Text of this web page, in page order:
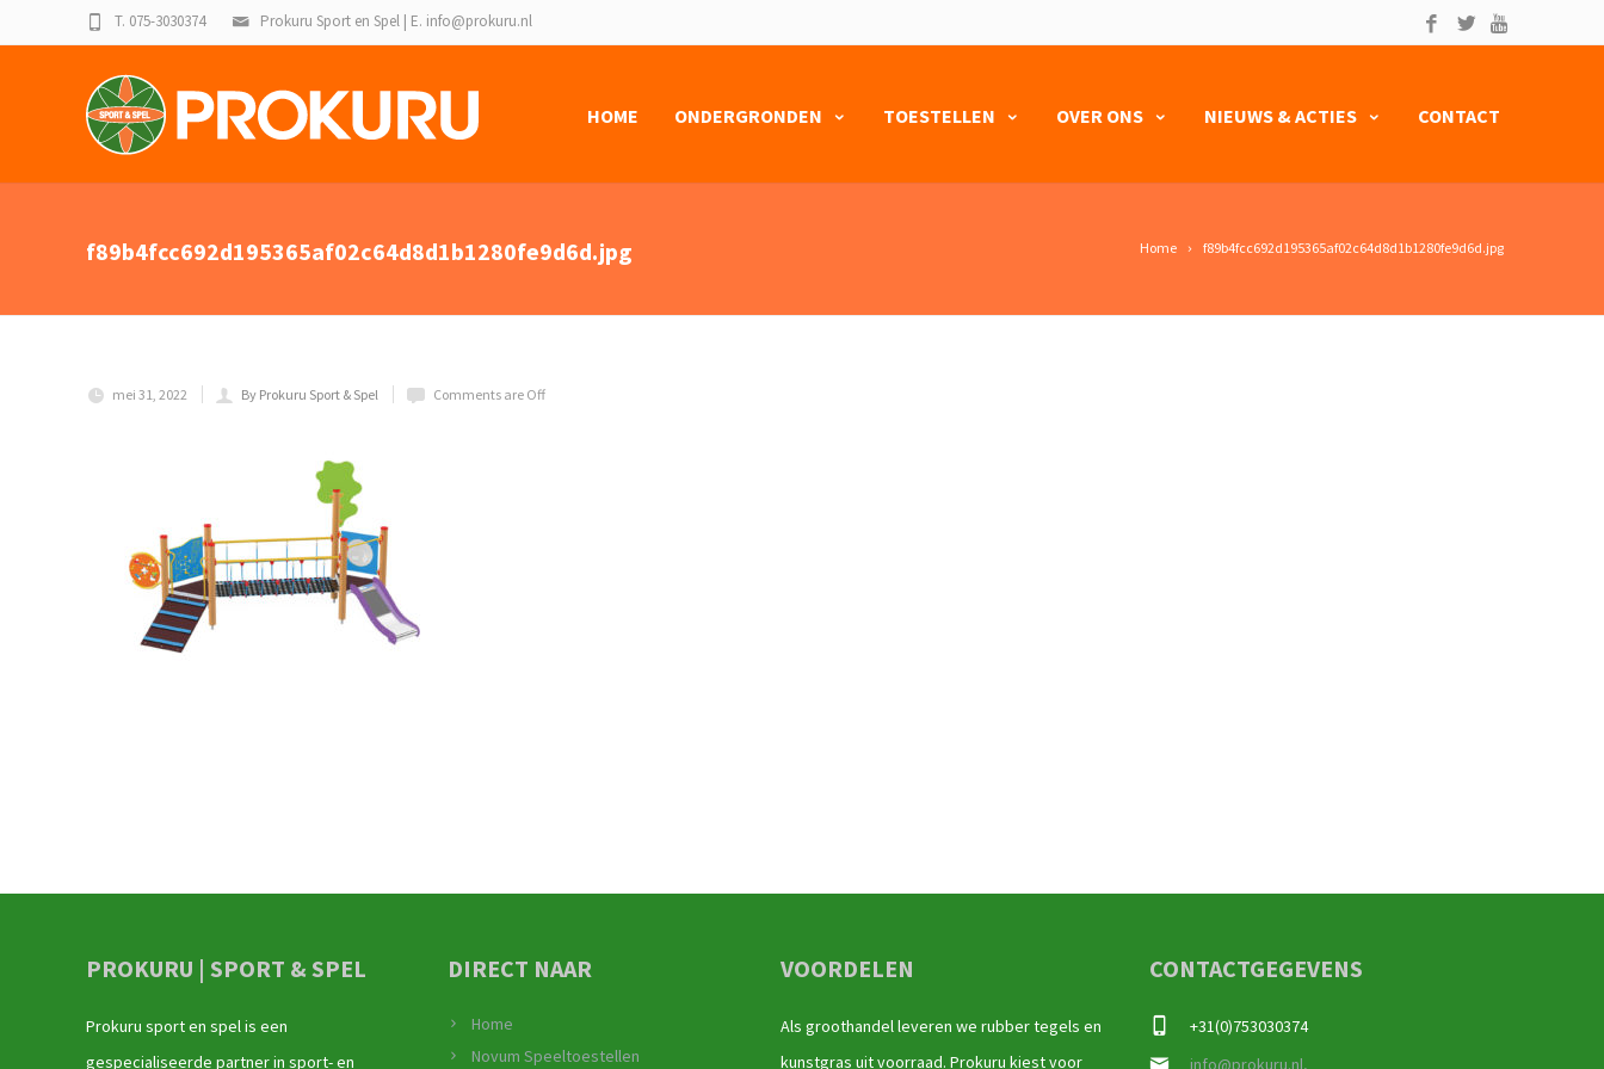
Prokuru Sport en Spel | E. info@prokuru.nl
T. 075-3030374
HOME ONDERGRONDEN TOESTELLEN OVER ONS NIEUWS & ACTIES CONTACT
Home f89b4fcc692d195365af02c64d8d1b1280fe9d6d.jpg
f89b4fcc692d195365af02c64d8d1b1280fe9d6d.jpg
mei 31, 2022 By Prokuru Sport & Spel Comments are Off
PROKURU | SPORT & SPEL
Prokuru sport en spel is een
gespecialiseerde partner in sport- en
DIRECT NAAR
Home
Novum Speeltoestellen
VOORDELEN
Als groothandel leveren we rubber tegels en
kunstgras uit voorraad. Prokuru kiest voor
CONTACTGEGEVENS
+31(0)753030374
info@prokuru.nl,